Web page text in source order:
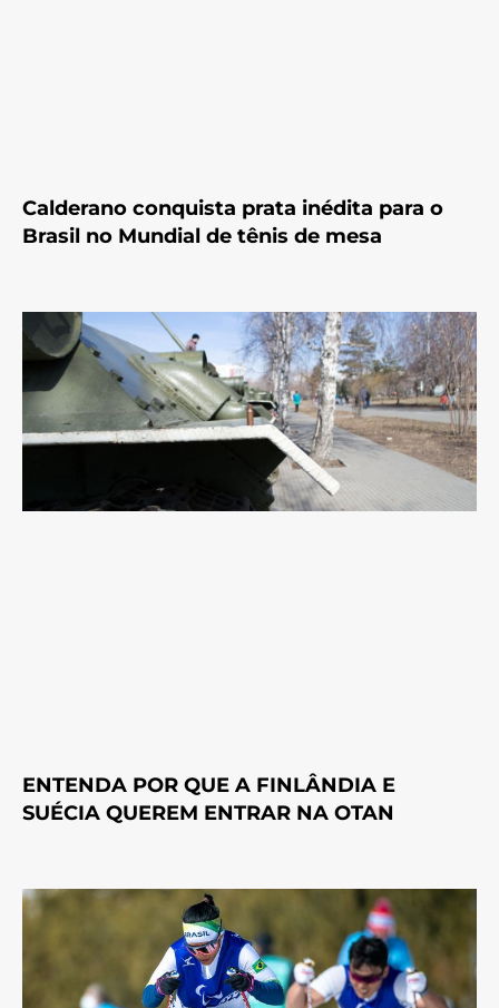
Calderano conquista prata inédita para o
Brasil no Mundial de tênis de mesa
ENTENDA POR QUE A FINLÂNDIA E
SUÉCIA QUEREM ENTRAR NA OTAN